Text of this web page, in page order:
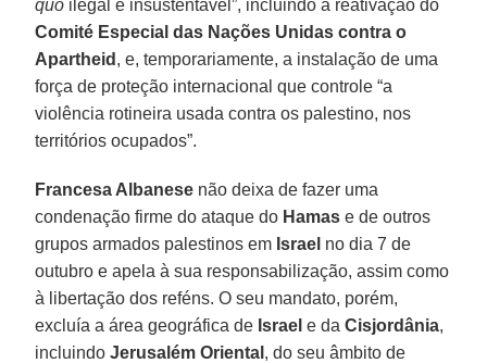
quo ilegal e insustentável”, incluindo a reativação do
Comité Especial das Nações Unidas contra o
Apartheid , e, temporariamente, a instalação de uma
força de proteção internacional que controle “a
violência rotineira usada contra os palestino, nos
territórios ocupados”.
Francesa Albanese não deixa de fazer uma
condenação firme do ataque do Hamas e de outros
grupos armados palestinos em Israel no dia 7 de
outubro e apela à sua responsabilização, assim como
à libertação dos reféns. O seu mandato, porém,
excluía a área geográfica de Israel e daCisjordânia,
incluindoJerusalém Oriental , do seu âmbito de